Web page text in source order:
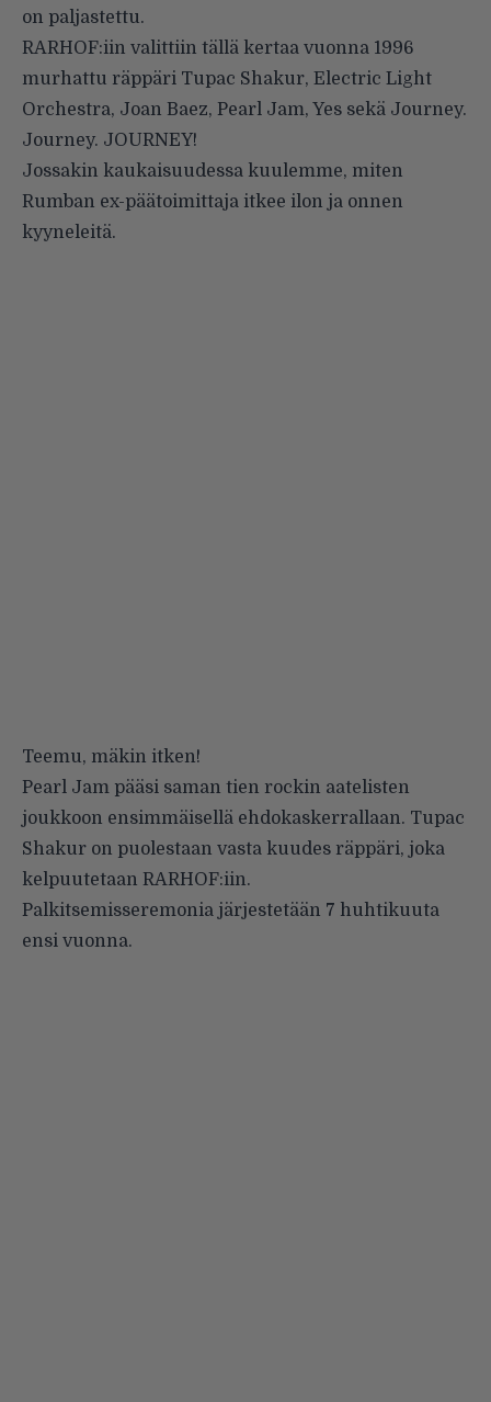
on paljastettu.
RARHOF:iin valittiin tällä kertaa vuonna 1996
murhattu räppäri Tupac Shakur, Electric Light
Orchestra, Joan Baez, Pearl Jam, Yes sekä Journey.
Journey. JOURNEY!
Jossakin kaukaisuudessa kuulemme, miten
Rumban ex-päätoimittaja itkee ilon ja onnen
kyyneleitä.
Teemu, mäkin itken!
Pearl Jam pääsi saman tien rockin aatelisten
joukkoon ensimmäisellä ehdokaskerrallaan. Tupac
Shakur on puolestaan vasta kuudes räppäri, joka
kelpuutetaan RARHOF:iin.
Palkitsemisseremonia järjestetään 7 huhtikuuta
ensi vuonna.